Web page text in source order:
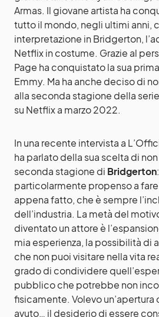
Armas. Il giovane artista ha
tutto il mondo, negli ultimi anni,
interpretazione in Bridgerton,
Netflix in costume. Grazie al
Page ha conquistato la sua
Emmy. Ma ha anche deciso di
alla seconda stagione della
su Netflix a marzo 2022.
In una recente intervista a
ha parlato della sua scelta di
seconda stagione di Bridgerton
particolarmente propenso a
appena fatto, che è sempre
dell’industria. La metà del
diventato un attore è
mia esperienza, la possibilità di
che non puoi visitare nella vita
grado di condividere
pubblico che potrebbe non
fisicamente. Volevo un’apertura
avuto… il desiderio di essere